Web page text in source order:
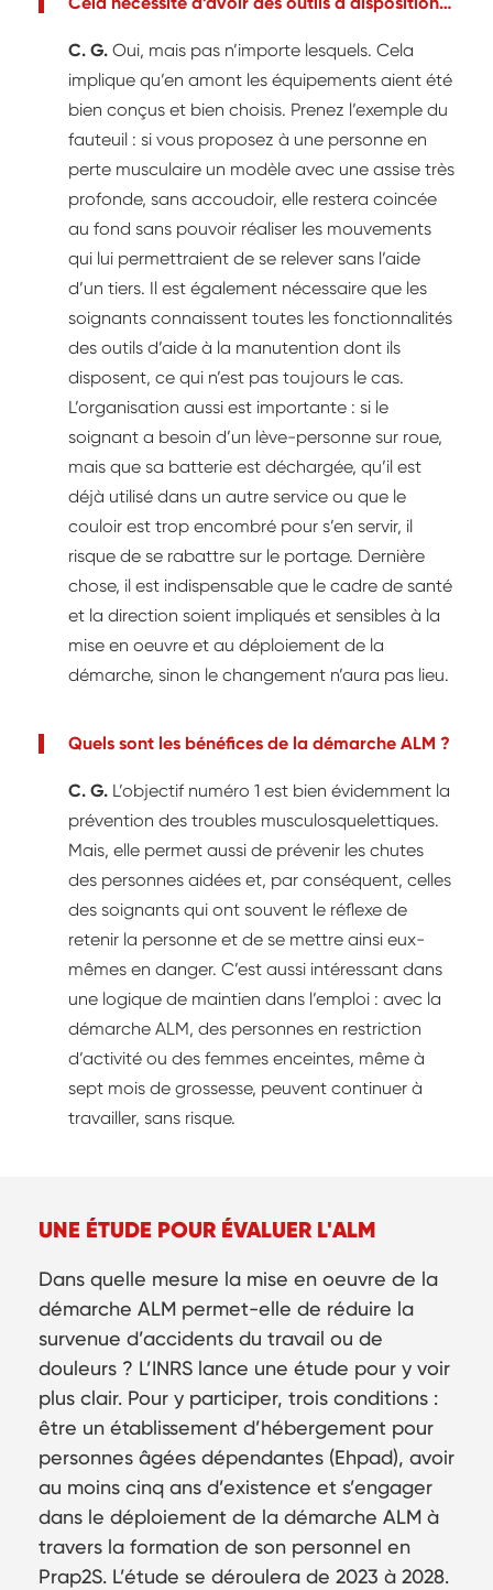
C. G. Oui, mais pas n’importe lesquels. Cela
implique qu’en amont les équipements aient été
bien conçus et bien choisis. Prenez l’exemple du
fauteuil : si vous proposez à une personne en
perte musculaire un modèle avec une assise très
profonde, sans accoudoir, elle restera coincée
au fond sans pouvoir réaliser les mouvements
qui lui permettraient de se relever sans l’aide
d’un tiers. Il est également nécessaire que les
soignants connaissent toutes les fonctionnalités
des outils d’aide à la manutention dont ils
disposent, ce qui n’est pas toujours le cas.
L’organisation aussi est importante : si le
soignant a besoin d’un lève-personne sur roue,
mais que sa batterie est déchargée, qu’il est
déjà utilisé dans un autre service ou que le
couloir est trop encombré pour s’en servir, il
risque de se rabattre sur le portage. Dernière
chose, il est indispensable que le cadre de santé
et la direction soient impliqués et sensibles à la
mise en oeuvre et au déploiement de la
démarche, sinon le changement n’aura pas lieu.
Quels sont les bénéfices de la démarche ALM ?
C. G. L’objectif numéro 1 est bien évidemment la
prévention des troubles musculosquelettiques.
Mais, elle permet aussi de prévenir les chutes
des personnes aidées et, par conséquent, celles
des soignants qui ont souvent le réflexe de
retenir la personne et de se mettre ainsi eux-
mêmes en danger. C’est aussi intéressant dans
une logique de maintien dans l’emploi : avec la
démarche ALM, des personnes en restriction
d’activité ou des femmes enceintes, même à
sept mois de grossesse, peuvent continuer à
travailler, sans risque.
UNE ÉTUDE POUR ÉVALUER L'ALM
Dans quelle mesure la mise en oeuvre de la
démarche ALM permet-elle de réduire la
survenue d’accidents du travail ou de
douleurs ? L’INRS lance une étude pour y voir
plus clair. Pour y participer, trois conditions :
être un établissement d’hébergement pour
personnes âgées dépendantes (Ehpad), avoir
au moins cinq ans d’existence et s’engager
dans le déploiement de la démarche ALM à
travers la formation de son personnel en
Prap2S. L’étude se déroulera de 2023 à 2028.